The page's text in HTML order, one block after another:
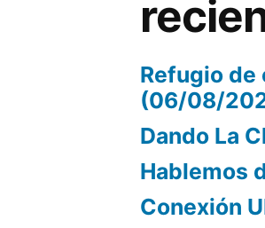
Refugio de
(06/08/
Dando La
Hablemos
Conexión